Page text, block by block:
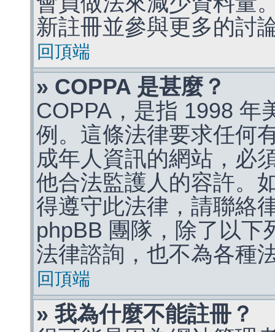
新註冊並參與更多的討
回頂端
» COPPA 是甚麼？
COPPA，是指 1998 年
例。這條法律要求任何
成年人資訊的網站，必
他合法監護人的容許。
得遵守此法律，請聯絡
phpBB 團隊，除了以下
法律諮詢，也不為各種
回頂端
» 我為什麼不能註冊？